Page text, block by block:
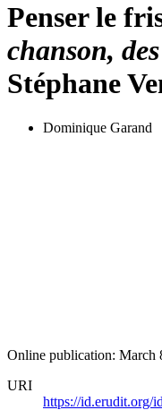
Penser le
chanson,
Stéphane
Dominique Garand
Online publication: March
URI
https://id.erudit.org/